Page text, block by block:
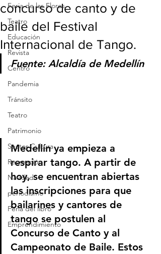
Feria de las Flores
Teatro
Educación
Revista
Centro
Pandemia
Tránsito
Teatro
Patrimonio
Sector Cultura
Recreación
Navidad
periodismo
Feria del libro
Emprendimiento
concurso de canto y de
baile del Festival
Internacional de Tango.
Fuente: Alcaldía de Medellín
Medellín ya empieza a
respirar tango. A partir de
hoy, se encuentran abiertas
las inscripciones para que
bailarines y cantores de
tango se postulen al
Concurso de Canto y al
Campeonato de Baile. Estos